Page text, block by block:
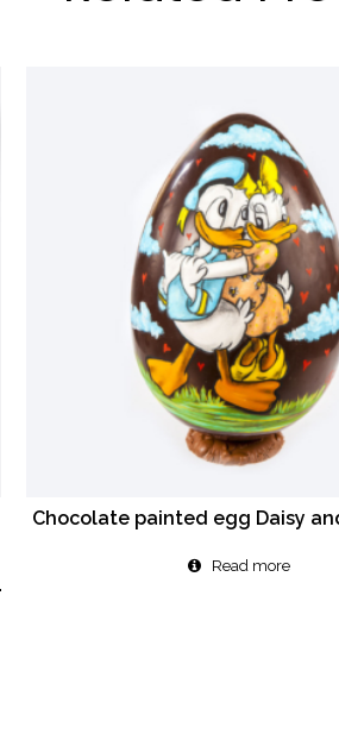
Chocolate painted egg Daisy
Read more